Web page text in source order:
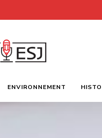
ENVIRONNEMENT